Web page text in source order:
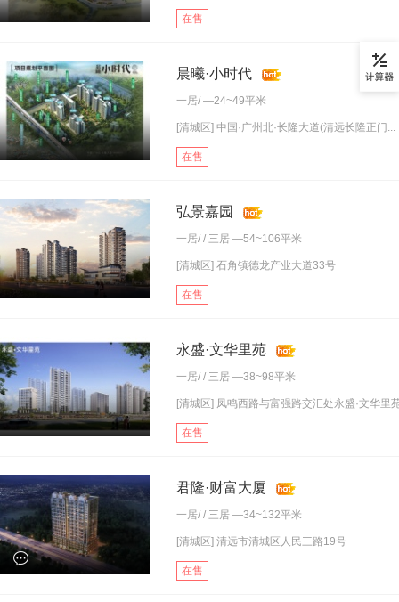
在售
晨曦·小时代
一居/ —24~49平米
[清城区] 中国·广州北·长隆大道(清远长隆正门...
在售
弘景嘉园
一居/ / 三居 —54~106平米
[清城区] 石角镇德龙产业大道33号
在售
永盛·文华里苑
一居/ / 三居 —38~98平米
[清城区] 凤鸣西路与富强路交汇处永盛·文华里
在售
君隆·财富大厦
一居/ / 三居 —34~132平米
[清城区] 清远市清城区人民三路19号
在售